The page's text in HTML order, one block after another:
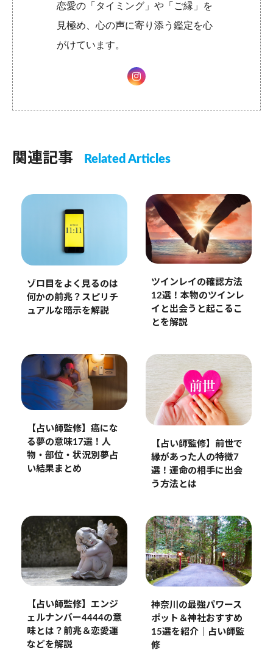
恋愛の「タイミング」や「ご縁」を
見極め、心の声に寄り添う鑑定を心
がけています。
関連記事 Related Articles
ゾロ目をよく見るのは
何かの前兆？スピリチ
ュアルな暗示を解説
ツインレイの確認方法
12選！本物のツインレ
イと出会うと起こるこ
とを解説
【占い師監修】癌にな
る夢の意味17選！人
物・部位・状況別夢占
い結果まとめ
【占い師監修】前世で
縁があった人の特徴7
選！運命の相手に出会
う方法とは
【占い師監修】エンジ
ェルナンバー4444の意
味とは？前兆＆恋愛運
などを解説
神奈川の最強パワース
ポット＆神社おすすめ
15選を紹介｜占い師監
修